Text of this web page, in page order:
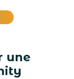
une